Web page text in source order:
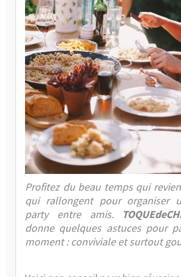
Profitez du beau temps qui
qui rallongent pour organiser
party entre amis.
donne quelques astuces pour
moment : conviviale et surtout